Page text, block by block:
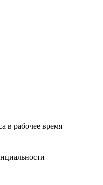
в рабочее время